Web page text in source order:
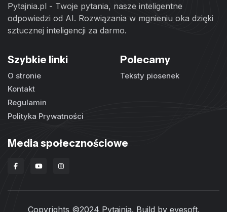
Pytajnia.pl - Twoje pytania, nasze inteligentne
odpowiedzi od AI. Rozwiązania w mgnieniu oka dzięki
sztucznej inteligencji za darmo.
Szybkie linki
O stronie
Kontakt
Regulamin
Polityka Prywatności
Polecamy
Teksty piosenek
Media społecznościowe
Copyrights ©2024 Pytajnia. Build by evesoft.